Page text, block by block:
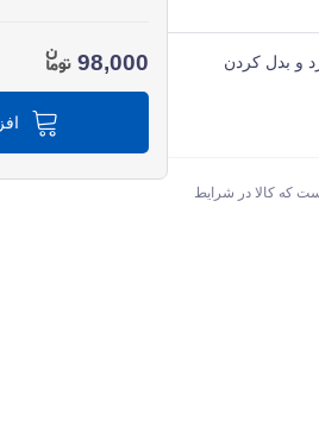
و بدل کردن
که کالا در شرایط
98,000